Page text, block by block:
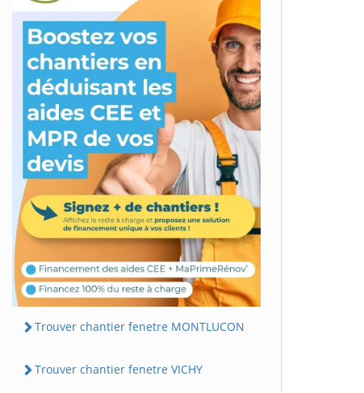
Trouver chantier fenetre MONTLUCON
Trouver chantier fenetre VICHY